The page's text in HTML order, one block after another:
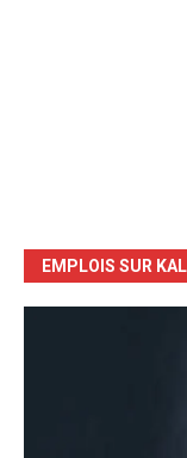
EMPLOIS SUR